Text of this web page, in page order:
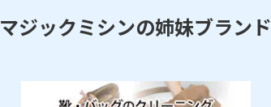
マジックミシンの姉妹ブランド